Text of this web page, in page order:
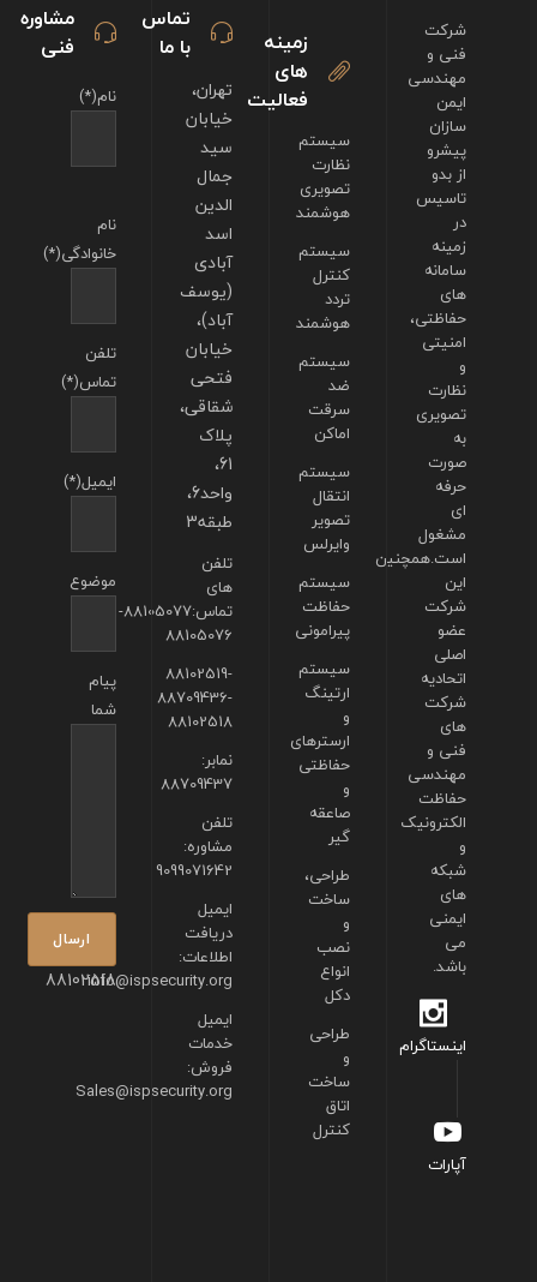
مشاوره
فنی
نام(*)
نام
خانوادگی(*)
تلفن
تماس(*)
ایمیل(*)
موضوع
پیام
شما
88102518
تماس
با ما
تهران،
خیابان
سید
جمال
الدین
اسد
آبادی
(یوسف
آباد)،
خیابان
فتحی
شقاقی،
پلاک
61،
واحد6،
طبقه3
تلفن
های
تماس:88105077-
88105076
88102519-
88709436-
88102518
نمابر:
88709437
تلفن
مشاوره:
9099071642
ایمیل
دریافت
اطلاعات:
info@ispsecurity.org
ایمیل
خدمات
فروش:
Sales@ispsecurity.org
زمینه
های
فعالیت
سیستم
نظارت
تصویری
هوشمند
سیستم
کنترل
تردد
هوشمند
سیستم
ضد
سرقت
اماکن
سیستم
انتقال
تصویر
وایرلس
سیستم
حفاظت
پیرامونی
سیستم
ارتینگ
و
ارسترهای
حفاظتی
و
صاعقه
گیر
طراحی،
ساخت
و
نصب
انواع
دکل
طراحی
و
ساخت
اتاق
کنترل
شرکت
فنی و
مهندسی
ایمن
سازان
پیشرو
از بدو
تاسیس
در
زمینه
سامانه
های
حفاظتی،
امنیتی
و
نظارت
تصویری
به
صورت
حرفه
ای
مشغول
است.همچنین
این
شرکت
عضو
اصلی
اتحادیه
شرکت
های
فنی و
مهندسی
حفاظت
الکترونیک
و
شبکه
های
ایمنی
می
باشد.
اینستاگرام
آپارات